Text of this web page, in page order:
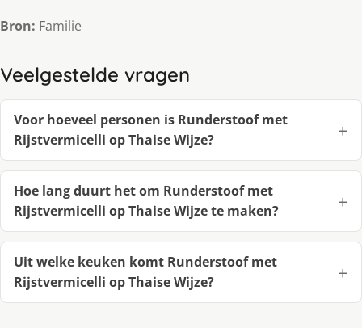
Bron: Familie
Veelgestelde vragen
Voor hoeveel personen is Runderstoof met
Rijstvermicelli op Thaise Wijze?
Hoe lang duurt het om Runderstoof met
Rijstvermicelli op Thaise Wijze te maken?
Uit welke keuken komt Runderstoof met
Rijstvermicelli op Thaise Wijze?